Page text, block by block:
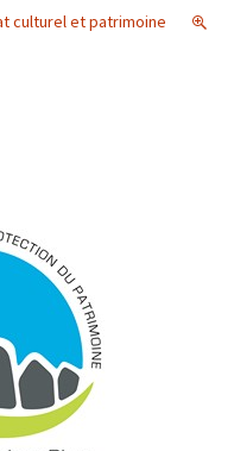
culturel et patrimoine